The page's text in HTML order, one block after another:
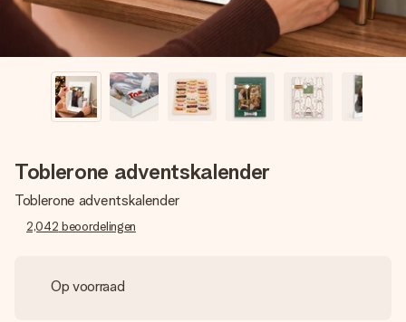
Toblerone adventskalender
Toblerone adventskalender
2,042 beoordelingen
Op voorraad